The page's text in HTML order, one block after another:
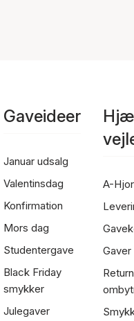
Gaveideer
Januar udsalg
Valentinsdag
Konfirmation
Mors dag
Studentergave
Black Friday
smykker
Julegaver
A-